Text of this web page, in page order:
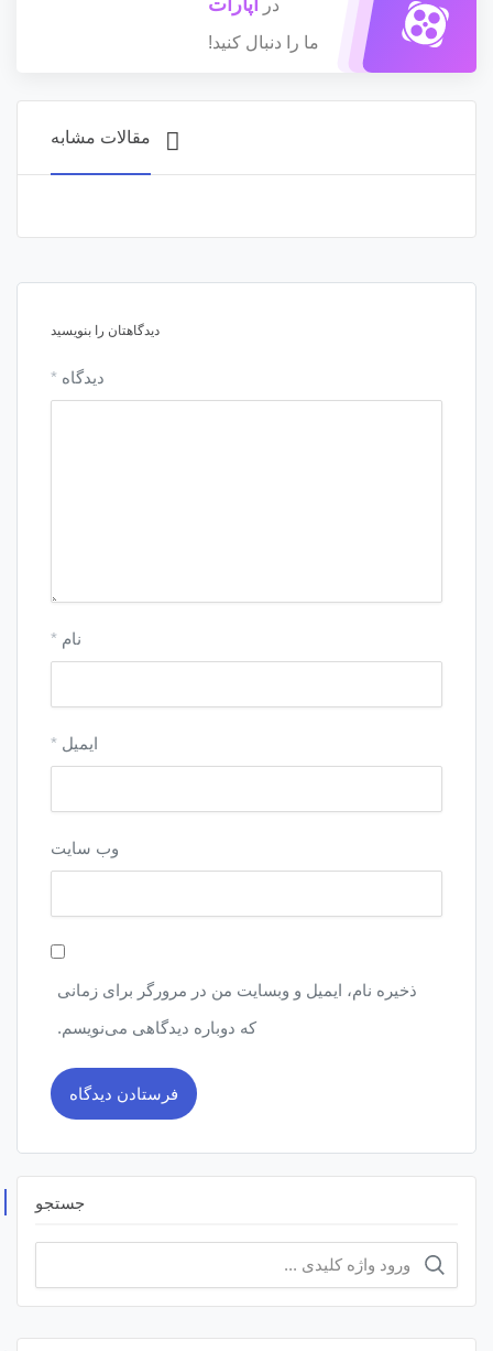
در
ما را دنبال کنید!
مقالات مشابه
دیدگاهتان را بنویسید
دیدگاه *
نام *
ایمیل *
وب‌ سایت
ذخیره نام، ایمیل و وبسایت من در مرورگر برای زمانی
که دوباره دیدگاهی می‌نویسم.
جستجو